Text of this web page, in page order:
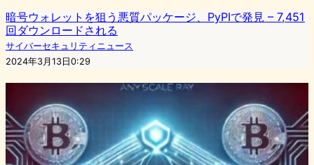
暗号ウォレットを狙う悪質パッケージ、PyPIで発見 – 7,451
回ダウンロードされる
サイバーセキュリティニュース
2024年3月13日0:29